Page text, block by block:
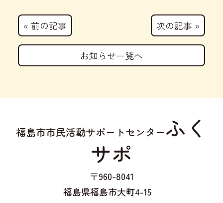
« 前の記事
お知らせ一覧へ
次の記事 »
福島市市民活動サポートセンターふく
サポ
〒960-8041
福島県福島市大町4-15